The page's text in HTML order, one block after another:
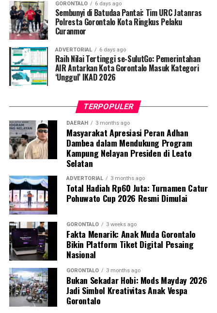
GORONTALO 6 days ago
Sembunyi di Batudaa Pantai: Tim URC Jatanras
Polresta Gorontalo Kota Ringkus Pelaku
Curanmor
ADVERTORIAL 6 days ago
Raih Nilai Tertinggi se-SulutGo: Pemerintahan
AIR Antarkan Kota Gorontalo Masuk Kategori
‘Unggul’ IKAD 2026
TERPOPULER
DAERAH 3 months ago
Masyarakat Apresiasi Peran Adhan
Dambea dalam Mendukung Program
Kampung Nelayan Presiden di Leato
Selatan
ADVERTORIAL 3 months ago
Total Hadiah Rp60 Juta: Turnamen Catur
Pohuwato Cup 2026 Resmi Dimulai
GORONTALO 3 weeks ago
Fakta Menarik: Anak Muda Gorontalo
Bikin Platform Tiket Digital Pesaing
Nasional
GORONTALO 3 months ago
Bukan Sekadar Hobi: Mods Mayday 2026
Jadi Simbol Kreativitas Anak Vespa
Gorontalo